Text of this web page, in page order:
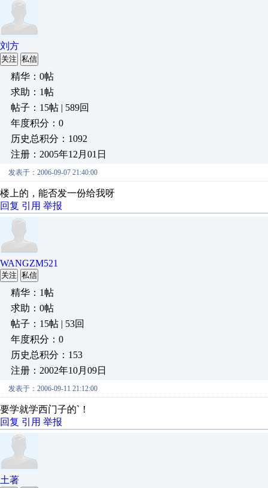
刘方
关注 私信
精华：0帖
求助：1帖
帖子：15帖 | 589回
年度积分：0
历史总积分：1092
注册：2005年12月01日
发表于：2006-09-07 21:40:00
楼上的，能否发一份给我呀
回复 引用 举报
WANGZM521
关注 私信
精华：1帖
求助：0帖
帖子：15帖 | 53回
年度积分：0
历史总积分：153
注册：2002年10月09日
发表于：2006-09-11 21:12:00
要学就学西门子的`！
回复 引用 举报
土著